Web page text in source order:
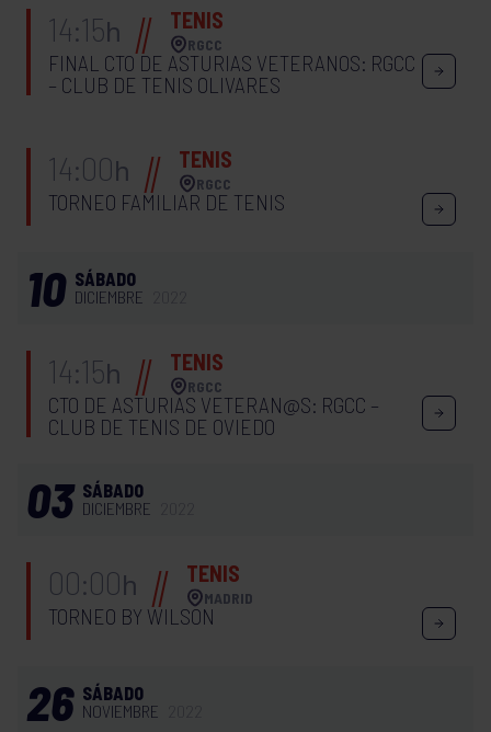
14:15h TENIS
RGCC
FINAL CTO DE ASTURIAS VETERANOS: RGCC
– CLUB DE TENIS OLIVARES
14:00h TENIS
RGCC
TORNEO FAMILIAR DE TENIS
10 SÁBADO
DICIEMBRE
14:15h TENIS
RGCC
CTO DE ASTURIAS VETERAN@S: RGCC –
CLUB DE TENIS DE OVIEDO
03 SÁBADO
DICIEMBRE
00:00h TENIS
MADRID
TORNEO BY WILSON
26 SÁBADO
NOVIEMBRE